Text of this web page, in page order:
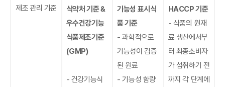
제조 관리 기준
식약처 기준 &
우수건강기능
식품제조기준
(GMP)
- 건강기능식
기능성 표시식
품 기준
- 과학적으로
기능성이 검증
된 원료
- 기능성 함량
HACCP 기준
- 식품의 원재
료 생산에서부
터 최종소비자
가 섭취하기 전
까지 각 단계에